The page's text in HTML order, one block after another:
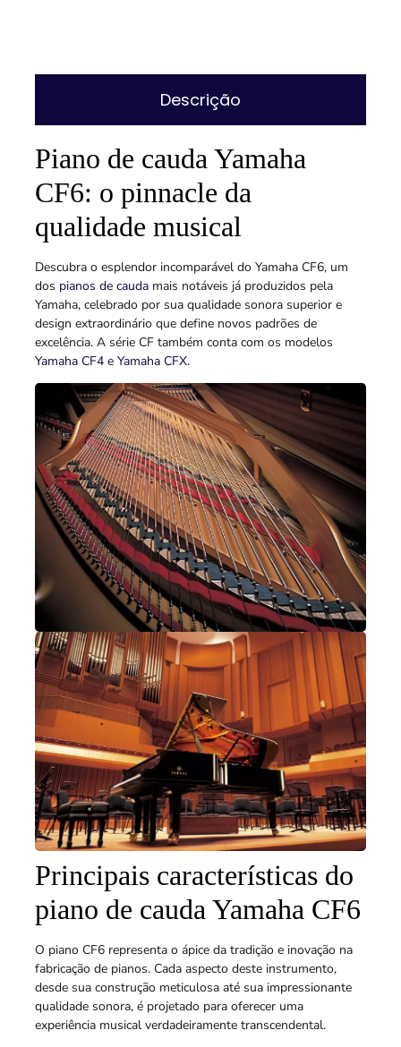
Descrição
Piano de cauda Yamaha
CF6: o pinnacle da
qualidade musical
Descubra o esplendor incomparável do Yamaha CF6, um
dos pianos de cauda mais notáveis já produzidos pela
Yamaha, celebrado por sua qualidade sonora superior e
design extraordinário que define novos padrões de
excelência. A série CF também conta com os modelos
Yamaha CF4 e Yamaha CFX.
Principais características do
piano de cauda Yamaha CF6
O piano CF6 representa o ápice da tradição e inovação na
fabricação de pianos. Cada aspecto deste instrumento,
desde sua construção meticulosa até sua impressionante
qualidade sonora, é projetado para oferecer uma
experiência musical verdadeiramente transcendental.